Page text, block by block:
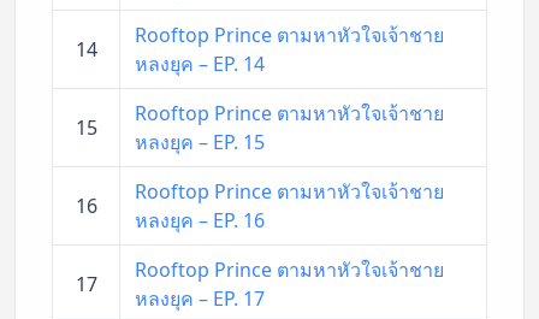
14
Rooftop Prince ตามหาหัวใจเจ้าชาย
หลงยุค – EP. 14
15
Rooftop Prince ตามหาหัวใจเจ้าชาย
หลงยุค – EP. 15
16
Rooftop Prince ตามหาหัวใจเจ้าชาย
หลงยุค – EP. 16
17
Rooftop Prince ตามหาหัวใจเจ้าชาย
หลงยุค – EP. 17